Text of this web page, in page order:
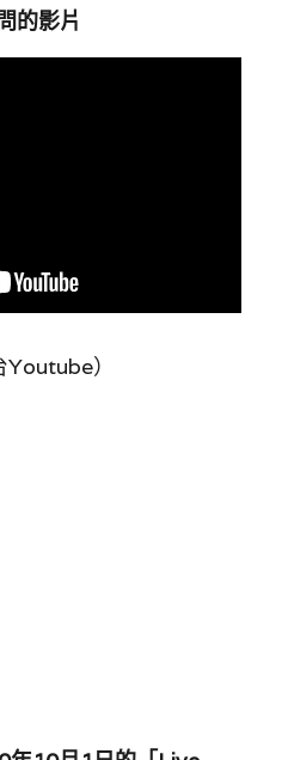
的影片
）